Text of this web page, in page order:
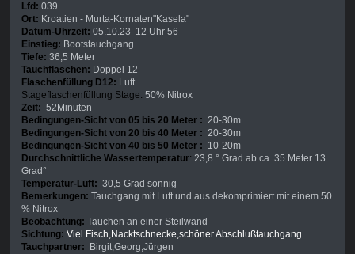
Lfd: 039
Ort: Kroatien - Murta-Kornaten"Kasela"
Datum-Uhrzeit: 05.10.23 12 Uhr 56
Einstieg: Bootstauchgang
Tiefe: 36,5 Meter
Tauchflaschen: Doppel 12
Flaschenfüllung D12: Luft
Stageflaschenfüllung Stage: 50% Nitrox
Zeit: 52Minuten
Bedingungen-Sicht von 05 bis 20 Meter : 20-30m
Bedingungen-Sicht von 20 bis 40 Meter : 20-30m
Bedingungen-Sicht von 40 bis 50 Meter : 10-20m
Durchschnittliche Wassertemperatur: 23,8 ° Grad ab ca. 35 Meter 13
Grad°
Temperatur-Luft: 30,5 Grad sonnig
Bemerkungen: Tauchgang mit Luft und aus dekomprimiert mit einem 50
% Nitrox
Beobachtung: Tauchen an einer Steilwand
Sichtung: Viel Fisch,Nacktschnecke,schöner Abschlußtauchgang
Tauchpartner: Birgit,Georg,Jürgen